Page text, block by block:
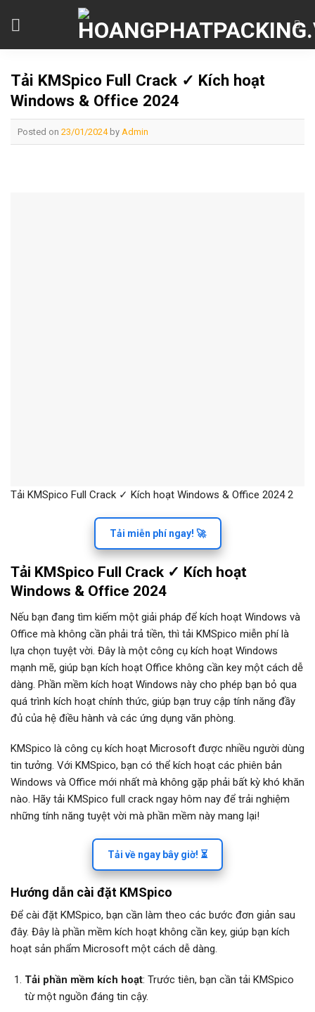
Tải KMSpico Full Crack ✓ Kích hoạt
Windows & Office 2024
Posted on 23/01/2024by Admin
Tải KMSpico Full Crack ✓ Kích hoạt Windows & Office 2024 2
Tải miễn phí ngay! 🚀
Tải KMSpico Full Crack ✓ Kích hoạt
Windows & Office 2024
Nếu bạn đang tìm kiếm một giải pháp để kích hoạt Windows và
Office mà không cần phải trả tiền, thì tải KMSpico miễn phí là
lựa chọn tuyệt vời. Đây là một công cụ kích hoạt Windows
mạnh mẽ, giúp bạn kích hoạt Office không cần key một cách dễ
dàng. Phần mềm kích hoạt Windows này cho phép bạn bỏ qua
quá trình kích hoạt chính thức, giúp bạn truy cập tính năng đầy
đủ của hệ điều hành và các ứng dụng văn phòng.
KMSpico là công cụ kích hoạt Microsoft được nhiều người dùng
tin tưởng. Với KMSpico, bạn có thể kích hoạt các phiên bản
Windows và Office mới nhất mà không gặp phải bất kỳ khó khăn
nào. Hãy tải KMSpico full crack ngay hôm nay để trải nghiệm
những tính năng tuyệt vời mà phần mềm này mang lại!
Tải về ngay bây giờ! ⏳
Hướng dẫn cài đặt KMSpico
Để cài đặt KMSpico, bạn cần làm theo các bước đơn giản sau
đây. Đây là phần mềm kích hoạt không cần key, giúp bạn kích
hoạt sản phẩm Microsoft một cách dễ dàng.
Tải phần mềm kích hoạt: Trước tiên, bạn cần tải KMSpico
từ một nguồn đáng tin cậy.